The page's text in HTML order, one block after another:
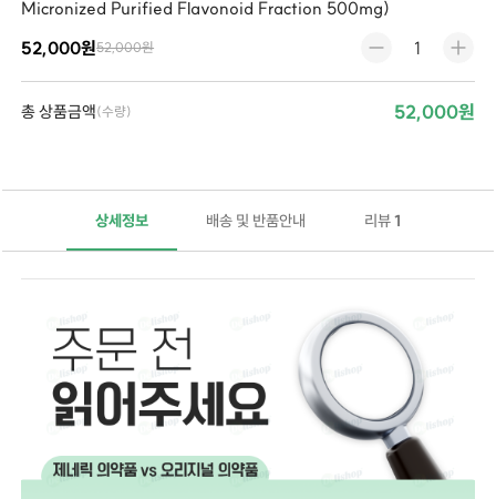
Micronized Purified Flavonoid Fraction 500mg)
52,000원52,000원
총 상품금액(수량) 52,000원
상세정보 배송 및 반품안내 리뷰1